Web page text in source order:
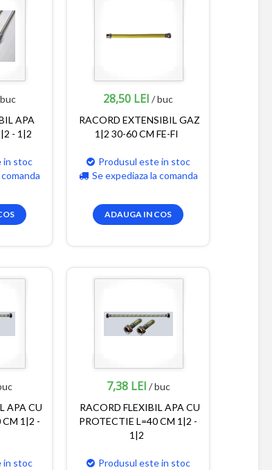
APA
- 1|2
in stoc
28,50 LEI / buc
RACORD EXTENSIBIL GAZ
1|2 30-60 CM FE-FI
Produsul este in stoc
Se expediaza la comanda
ADAUGA IN COS
APA CU
CM 1|2 -
in stoc
7,38 LEI / buc
RACORD FLEXIBIL APA CU
PROTECTIE L=40 CM 1|2 -
1|2
Produsul este in stoc